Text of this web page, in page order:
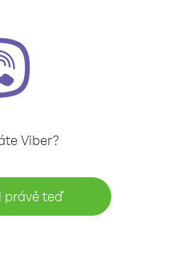
Viber?
právě teď